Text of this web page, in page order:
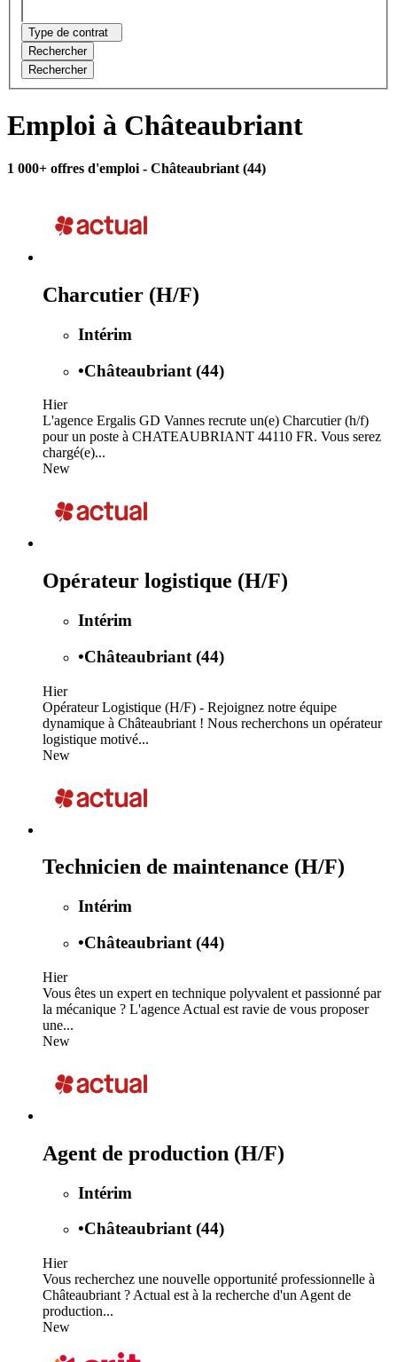
Type de contrat
Rechercher
Rechercher
Emploi à Châteaubriant
1 000+ offres d'emploi - Châteaubriant (44)
Charcutier (H/F)
Intérim
•Châteaubriant (44)
Hier
L'agence Ergalis GD Vannes recrute un(e) Charcutier (h/f)
pour un poste à CHATEAUBRIANT 44110 FR. Vous serez
chargé(e)...
New
Opérateur logistique (H/F)
Intérim
•Châteaubriant (44)
Hier
Opérateur Logistique (H/F) - Rejoignez notre équipe
dynamique à Châteaubriant ! Nous recherchons un opérateur
logistique motivé...
New
Technicien de maintenance (H/F)
Intérim
•Châteaubriant (44)
Hier
Vous êtes un expert en technique polyvalent et passionné par
la mécanique ? L'agence Actual est ravie de vous proposer
une...
New
Agent de production (H/F)
Intérim
•Châteaubriant (44)
Hier
Vous recherchez une nouvelle opportunité professionnelle à
Châteaubriant ? Actual est à la recherche d'un Agent de
production...
New